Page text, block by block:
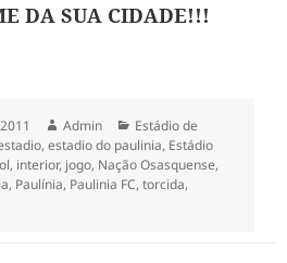
DA SUA CIDADE!!!
Autor
Admin Categorias
Estádio de
,estadio do paulinia, Estádio
, interior, jogo, Nação Osasquense,
, Paulínia, Paulinia FC,torcida,